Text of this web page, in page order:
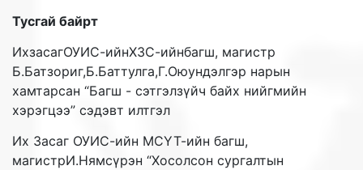
Тусгай байрт
ИхзасагОУИС-ийнХЗС-ийнбагш, магистр
Б.Батзориг,Б.Баттулга,Г.Оюундэлгэр нарын
хамтарсан “Багш - сэтгэлзүйч байх нийгмийн
хэрэгцээ” сэдэвт илтгэл
Их Засаг ОУИС-ийн МСҮТ-ийн багш,
магистрИ.Нямсүрэн “Хосолсон сургалтын